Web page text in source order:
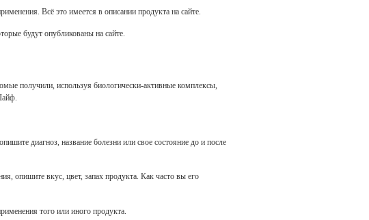
Всё это имеется в описании продукта на сайте.
будут опубликованы на сайте.
получили, используя биологически-активные комплексы,
диагноз, название болезни или свое состояние до и после
опишите вкус, цвет, запах продукта. Как часто вы его
того или иного продукта.